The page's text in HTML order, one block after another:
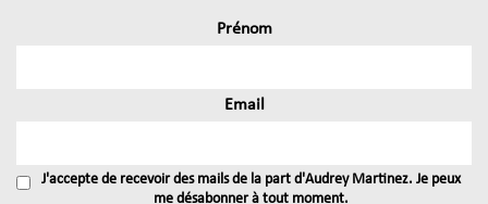
Prénom
Email
J'accepte de recevoir des mails de la part d'Audrey Martinez. Je peux
me désabonner à tout moment.